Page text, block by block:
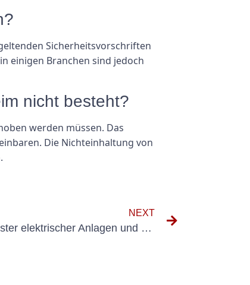
Sicherheitsvorschriften
einigen Branchen sind jedoch
nicht besteht?
werden müssen. Das
Die Nichteinhaltung von
NEXT
Wiederholungsprüfungen ortsfester elektrischer Anlagen und Betriebsmittel